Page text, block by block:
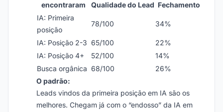
encontraram
Qualidade do Lead Fechamento
IA: Primeira
posição
78/100 34%
IA: Posição 2-3 65/100
22%
IA: Posição 4+
52/100
14%
Busca orgânica 68/100
26%
O padrão:
Leads vindos da primeira posição em IA são os
melhores. Chegam já com o “endosso” da IA em